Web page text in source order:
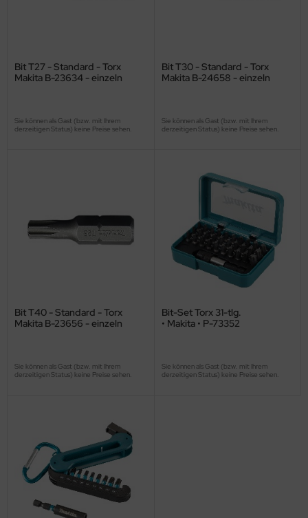
Bit T27 - Standard - Torx
Makita B-23634 - einzeln
Sie können als Gast (bzw. mit Ihrem
derzeitigen Status) keine Preise sehen.
Bit T30 - Standard - Torx
Makita B-24658 - einzeln
Sie können als Gast (bzw. mit Ihrem
derzeitigen Status) keine Preise sehen.
Bit T40 - Standard - Torx
Makita B-23656 - einzeln
Sie können als Gast (bzw. mit Ihrem
derzeitigen Status) keine Preise sehen.
Bit-Set Torx 31-tlg.
• Makita • P-73352
Sie können als Gast (bzw. mit Ihrem
derzeitigen Status) keine Preise sehen.